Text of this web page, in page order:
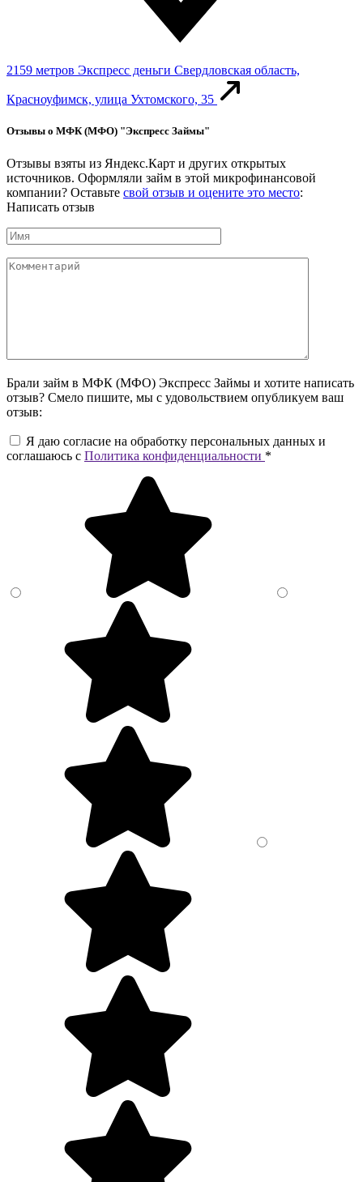
2159 метров Экспресс деньги Свердловская область,
Красноуфимск, улица Ухтомского, 35
Отзывы о МФК (МФО) "Экспресс Займы"
Отзывы взяты из Яндекс.Карт и других открытых
источников. Оформляли займ в этой микрофинансовой
компании? Оставьте свой отзыв и оцените это место:
Написать отзыв
Брали займ в МФК (МФО) Экспресс Займы и хотите написать
отзыв? Смело пишите, мы с удовольствием опубликуем ваш
отзыв:
Я даю согласие на обработку персональных данных и
соглашаюсь c Политика конфиденциальности *